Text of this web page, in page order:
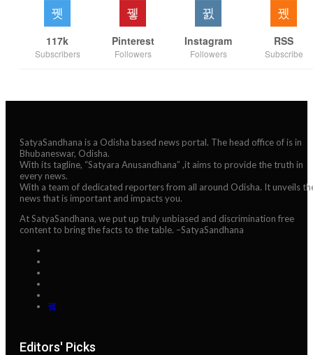
117k
Subscribers
Pinterest
Followers
Instagram
Followers
RSS
Subscribe
SatyaSandhana is a Odisha based news portal. The head office of is in
Bhubaneswar, Odisha.
With its tagline, “Satyara Anusandhana” ,it aims to provide the truth in
every news.
With a team of dedicated reporters from all around Odisha. It unveils
news that is important and impacts you.
At SatyaSandhana, we put up truly unbiased and discrimination free
content to bring the facts to the table. –SatyaSandhana
Editors' Picks